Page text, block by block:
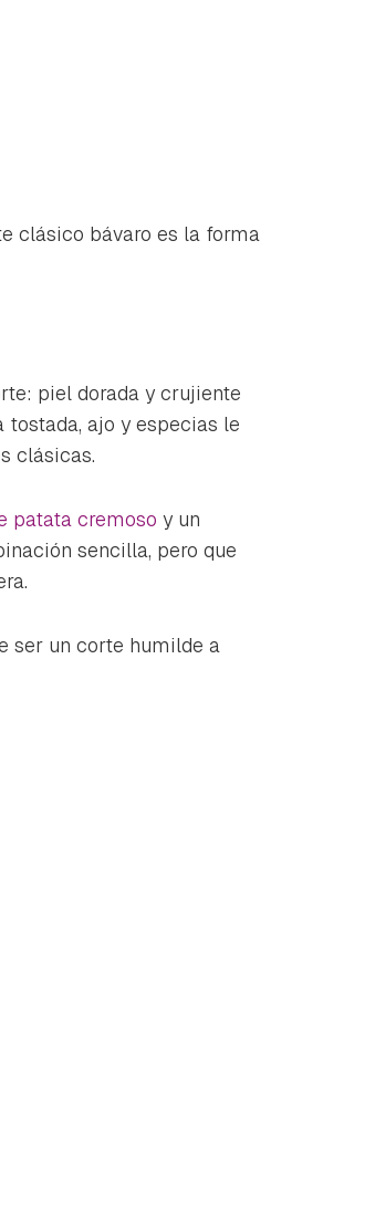
con tu
clásico bávaro es la forma
piel dorada y crujiente
tostada, ajo y especias le
clásicas.
patata cremoso y un
sencilla, pero que
ser un corte humilde a